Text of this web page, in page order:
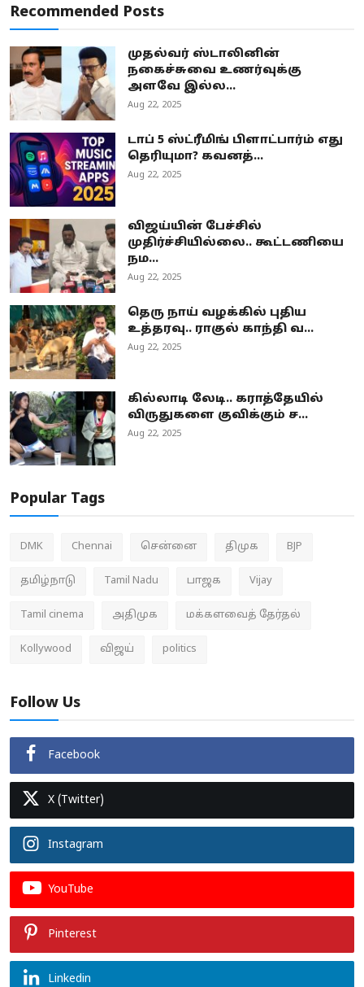
Recommended Posts
முதல்வர் ஸ்டாலினின்
நகைச்சுவை உணர்வுக்கு
அளவே இல்ல...
Aug 22, 2025
டாப் 5 ஸ்ட்ரீமிங் பிளாட்பார்ம் எது
தெரியுமா? கவனத்...
Aug 22, 2025
விஜய்யின் பேச்சில்
முதிர்ச்சியில்லை.. கூட்டணியை
நம...
Aug 22, 2025
தெரு நாய் வழக்கில் புதிய
உத்தரவு.. ராகுல் காந்தி வ...
Aug 22, 2025
கில்லாடி லேடி.. கராத்தேயில்
விருதுகளை குவிக்கும் ச...
Aug 22, 2025
Popular Tags
DMK Chennai சென்னை திமுக BJP
தமிழ்நாடு Tamil Nadu பாஜக Vijay
Tamil cinema அதிமுக மக்களவைத் தேர்தல்
Kollywood விஜய் politics
Follow Us
Facebook
X (Twitter)
Instagram
YouTube
Pinterest
Linkedin